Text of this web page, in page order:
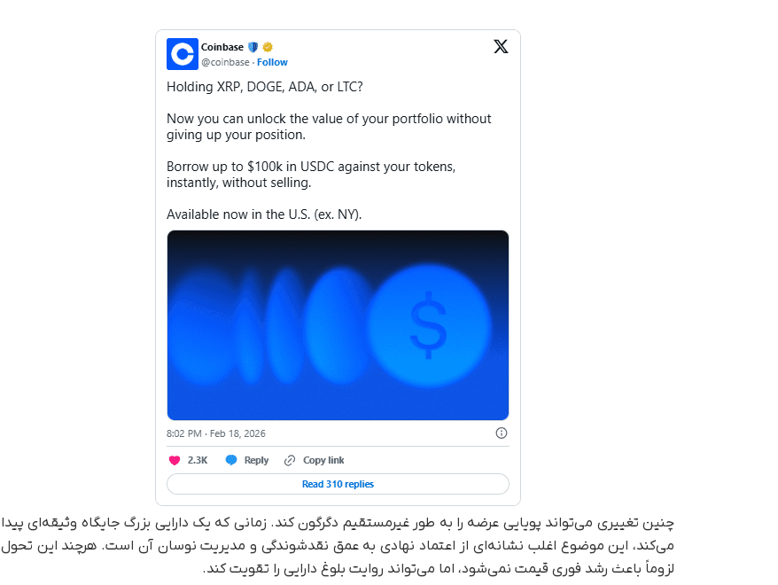
چنین تغییری می‌تواند پویایی عرضه را به‌ طور غیرمستقیم دگرگون کند. زمانی که یک دارایی بزرگ جایگاه وثیقه‌ای پیدا
می‌کند، این موضوع اغلب نشانه‌ای از اعتماد نهادی به عمق نقدشوندگی و مدیریت نوسان آن است. هرچند این تحول
لزوماً باعث رشد فوری قیمت نمی‌شود، اما می‌تواند روایت بلوغ دارایی را تقویت کند.